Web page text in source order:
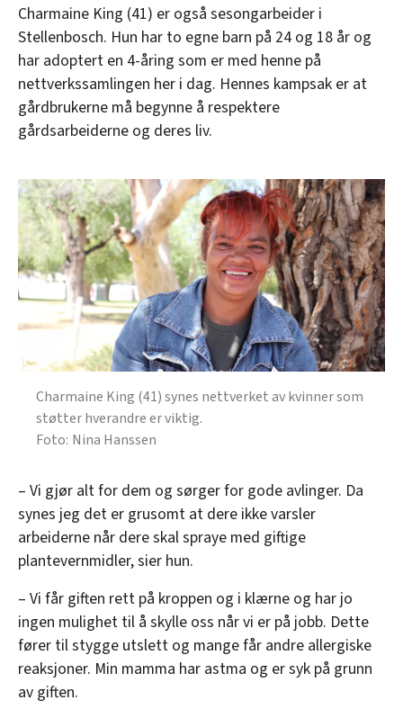
Charmaine King (41) er også sesongarbeider i
Stellenbosch. Hun har to egne barn på 24 og 18 år og
har adoptert en 4-åring som er med henne på
nettverkssamlingen her i dag. Hennes kampsak er at
gårdbrukerne må begynne å respektere
gårdsarbeiderne og deres liv.
Charmaine King (41) synes nettverket av kvinner som
støtter hverandre er viktig.
Nina Hanssen
– Vi gjør alt for dem og sørger for gode avlinger. Da
synes jeg det er grusomt at dere ikke varsler
arbeiderne når dere skal spraye med giftige
plantevernmidler, sier hun.
– Vi får giften rett på kroppen og i klærne og har jo
ingen mulighet til å skylle oss når vi er på jobb. Dette
fører til stygge utslett og mange får andre allergiske
reaksjoner. Min mamma har astma og er syk på grunn
av giften.